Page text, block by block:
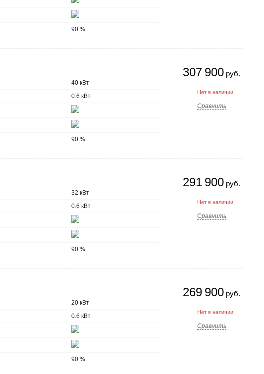
90 %
307 900 руб.
Нет в наличии
Сравнить
40 кВт
0.6 кВт
90 %
291 900 руб.
Нет в наличии
Сравнить
32 кВт
0.6 кВт
90 %
269 900 руб.
Нет в наличии
Сравнить
20 кВт
0.6 кВт
90 %